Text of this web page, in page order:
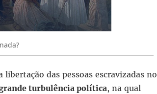
das pessoas escravizadas no
turbulência política, na qual